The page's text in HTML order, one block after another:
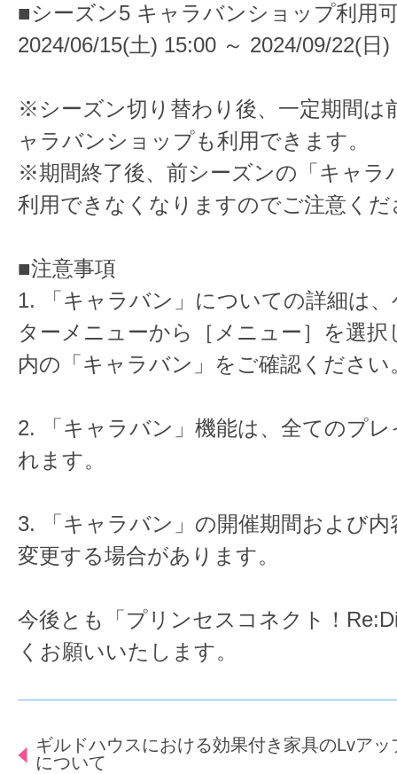
■シーズン5 キャラバンショップ利用
2024/06/15(土) 15:00 ～ 2024/09/22(日)
※シーズン切り替わり後、一定期間は
ャラバンショップも利用できます。
※期間終了後、前シーズンの「キャラ
利用できなくなりますのでご注意くだ
■注意事項
1. 「キャラバン」についての詳細は
ターメニューから［メニュー］を選択
内の「キャラバン」をご確認ください
2. 「キャラバン」機能は、全てのプ
れます。
3. 「キャラバン」の開催期間および
変更する場合があります。
今後とも「プリンセスコネクト！
くお願いいたします。
ギルドハウスにおける効果付き家具のLvア
について